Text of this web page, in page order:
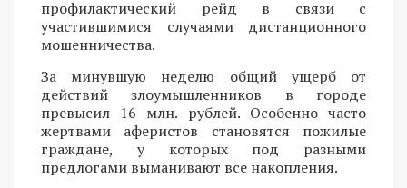
профилактический рейд в связи с
участившимися случаями дистанционного
мошенничества.
За минувшую неделю общий ущерб от
действий злоумышленников в городе
превысил 16 млн. рублей. Особенно часто
жертвами аферистов становятся пожилые
граждане, у которых под разными
предлогами выманивают все накопления.